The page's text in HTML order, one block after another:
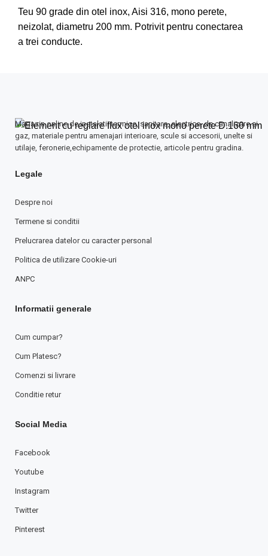
Teu 90 grade din otel inox, Aisi 316, mono perete,
neizolat, diametru 200 mm. Potrivit pentru conectarea
a trei conducte.
Magazin online de instalatii termice, sanitare, electrice, de canalizare si
gaz, materiale pentru amenajari interioare, scule si accesorii, unelte si
utilaje, feronerie,echipamente de protectie, articole pentru gradina.
Legale
Despre noi
Termene si conditii
Prelucrarea datelor cu caracter personal
Politica de utilizare Cookie-uri
ANPC
Informatii generale
Cum cumpar?
Cum Platesc?
Comenzi si livrare
Conditie retur
Social Media
Facebook
Youtube
Instagram
Twitter
Pinterest